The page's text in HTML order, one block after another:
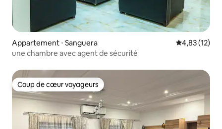
Appartement ⋅ Sanguera Évaluation
4,83 (12)
une chambre avec agent de sécurité
Coup de cœur voyageurs
Coup de cœur voyageurs